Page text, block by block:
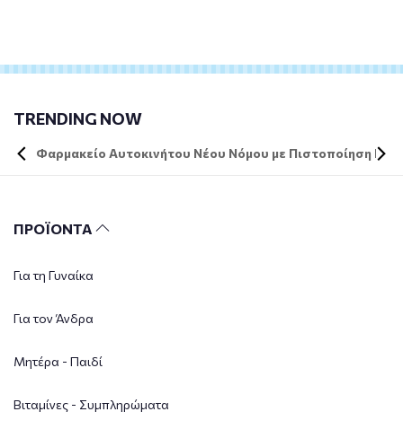
TRENDING NOW
Φαρμακείο Αυτοκινήτου Νέου Νόμου με Πιστοποίηση DIN
ΠΡΟΪΟΝΤΑ
Για τη Γυναίκα
Για τον Άνδρα
Μητέρα - Παιδί
Βιταμίνες - Συμπληρώματα